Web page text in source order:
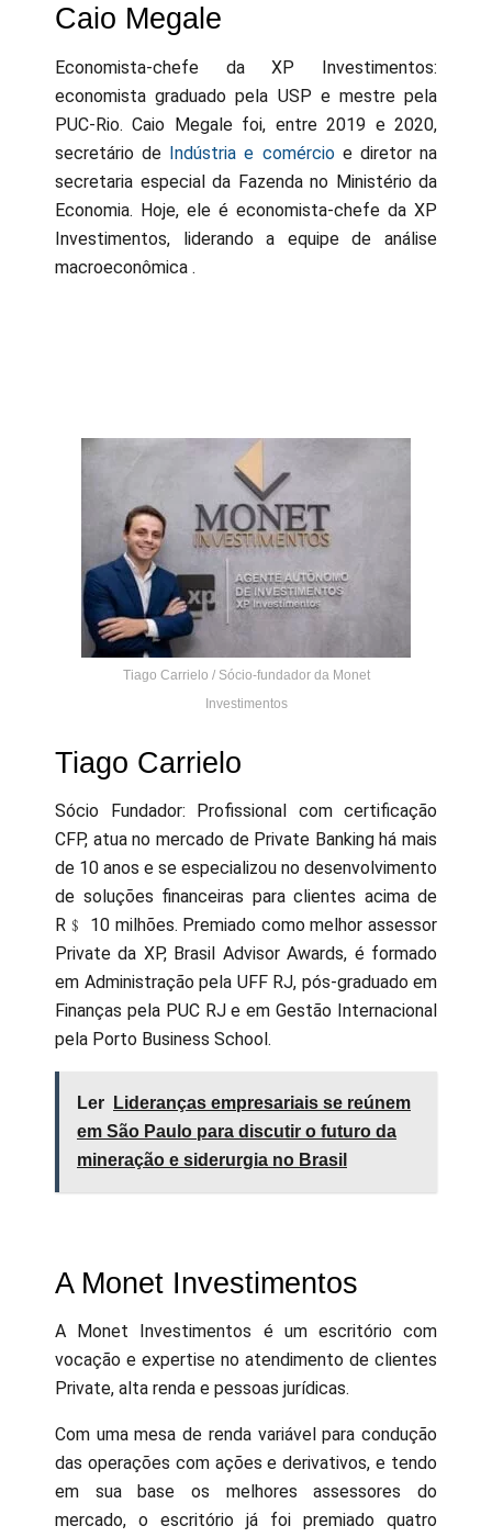
Caio Megale
Economista-chefe da XP Investimentos:
economista graduado pela USP e mestre pela
PUC-Rio. Caio Megale foi, entre 2019 e 2020,
secretário de Indústria e comércioe diretor na
secretaria especial da Fazenda no Ministério da
Economia. Hoje, ele é economista-chefe da XP
Investimentos, liderando a equipe de análise
macroeconômica .
Tiago Carrielo / Sócio-fundador da Monet
Investimentos
Tiago Carrielo
Sócio Fundador: Profissional com certificação
CFP, atua no mercado de Private Banking há mais
de 10 anos e se especializou no desenvolvimento
de soluções financeiras para clientes acima de
R﹩ 10 milhões. Premiado como melhor assessor
Private da XP, Brasil Advisor Awards, é formado
em Administração pela UFF RJ, pós-graduado em
Finanças pela PUC RJ e em Gestão Internacional
pela Porto Business School.
Ler
Lideranças empresariais se reúnem
em São Paulo para discutir o futuro da
mineração e siderurgia no Brasil
A Monet Investimentos
A Monet Investimentos é um escritório com
vocação e expertise no atendimento de clientes
Private, alta renda e pessoas jurídicas.
Com uma mesa de renda variável para condução
das operações com ações e derivativos, e tendo
em sua base os melhores assessores do
mercado, o escritório já foi premiado quatro